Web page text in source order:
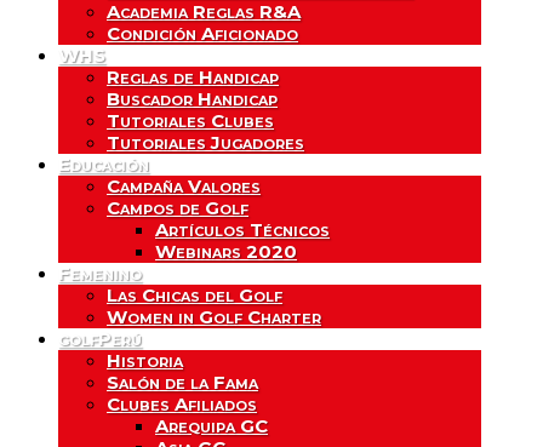
Academia Reglas R&A
Condición Aficionado
WHS
Reglas de Handicap
Buscador Handicap
Tutoriales Clubes
Tutoriales Jugadores
Educación
Campaña Valores
Campos de Golf
Artículos Técnicos
Webinars 2020
Femenino
Las Chicas del Golf
Women in Golf Charter
golfPerú
Historia
Salón de la Fama
Clubes Afiliados
Arequipa GC